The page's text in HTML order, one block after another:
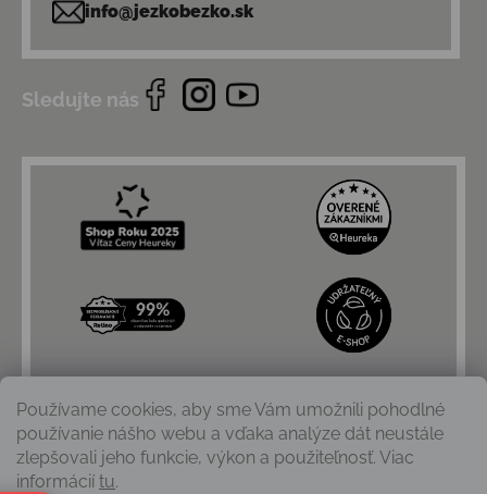
Používame cookies, aby sme Vám umožnili pohodlné
používanie nášho webu a vďaka analýze dát neustále
zlepšovali jeho funkcie, výkon a použiteľnosť. Viac
informácií tu.
info@jezkobezko.sk
Sledujte nás